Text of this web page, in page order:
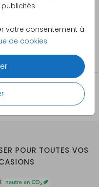
votre consentement à
de cookies.
POUR TOUTES VOS